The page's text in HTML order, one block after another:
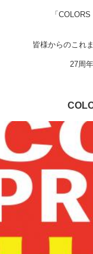
「
皆様からのこれ
27周